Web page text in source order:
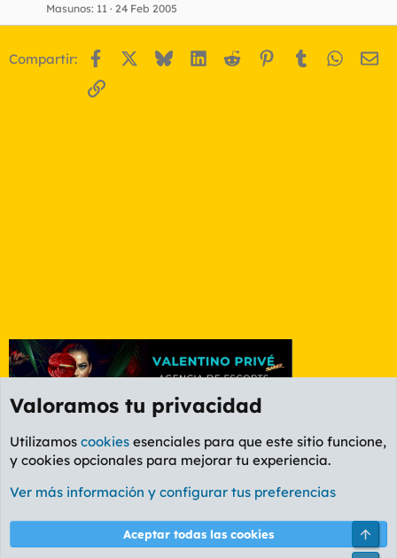
a
Masunos 11 24 Feb 2005
Compartir: Facebook BlueskyLinkedIn
Reddit Pinterest
Tumblr
Enlace
Foro General
Cookies
PL OLDSTYLE AMARILLO
Términos y reglas Política de privacidad Ayuda
Valoramos tu privacidad
Utilizamos cookies esenciales para que este sitio funcione,
y cookies opcionales para mejorar tu experiencia.
Ver más información y configurar tus preferencias
Aceptar todas las cookies